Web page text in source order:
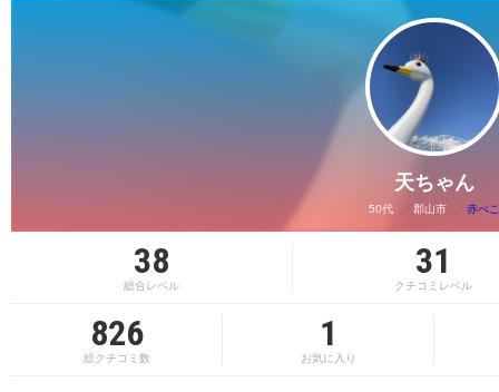
天ちゃん
50代 郡山市 赤べこ
38
総合レベル
31
クチコミレベル
826
総クチコミ数
1
お気に入り